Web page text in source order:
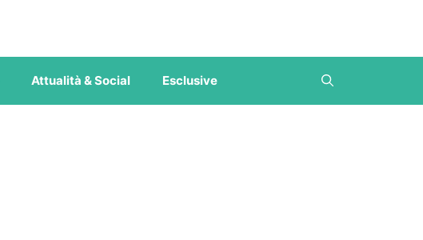
Attualità & Social Esclusive